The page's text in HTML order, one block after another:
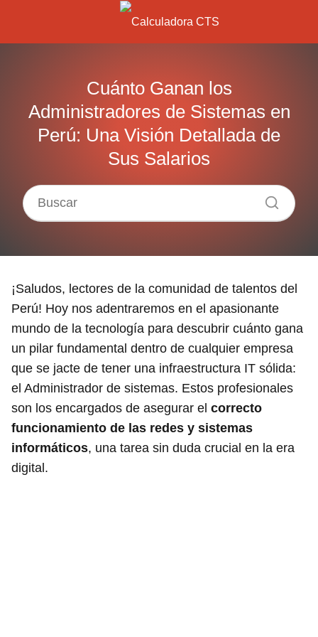
Cuánto Ganan los
Administradores de Sistemas en
Perú: Una Visión Detallada de
Sus Salarios
¡Saludos, lectores de la comunidad de talentos del
Perú! Hoy nos adentraremos en el apasionante
mundo de la tecnología para descubrir cuánto gana
un pilar fundamental dentro de cualquier empresa
que se jacte de tener una infraestructura IT sólida:
el Administrador de sistemas. Estos profesionales
son los encargados de asegurar el correcto
funcionamiento de las redes y sistemas
informáticos, una tarea sin duda crucial en la era
digital.